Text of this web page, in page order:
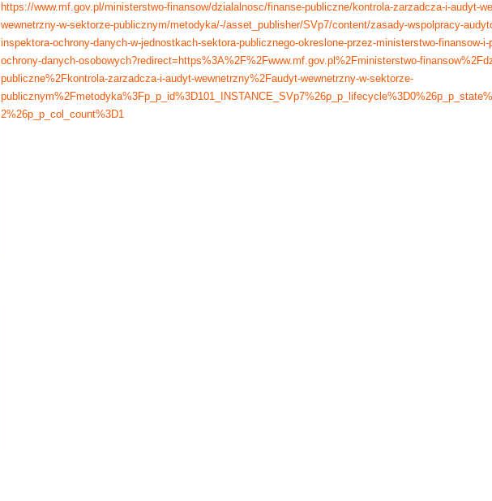
https://www.mf.gov.pl/ministerstwo-finansow/dzialalnosc/finanse-publiczne/kontrola-zarzadcza-i-audyt-
wewnetrzny-w-sektorze-publicznym/metodyka/-/asset_publisher/SVp7/content/zasady-wspolpracy-
inspektora-ochrony-danych-w-jednostkach-sektora-publicznego-okreslone-przez-ministerstwo-finansow-i-
ochrony-danych-osobowych?redirect=https%3A%2F%2Fwww.mf.gov.pl%2Fministerstwo-
publiczne%2Fkontrola-zarzadcza-i-audyt-wewnetrzny%2Faudyt-wewnetrzny-w-sektorze-
2%26p_p_col_count%3D1